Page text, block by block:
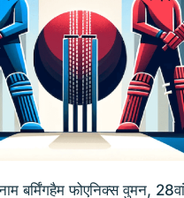
बर्मिंगहैम फोएनिक्स वुमन,